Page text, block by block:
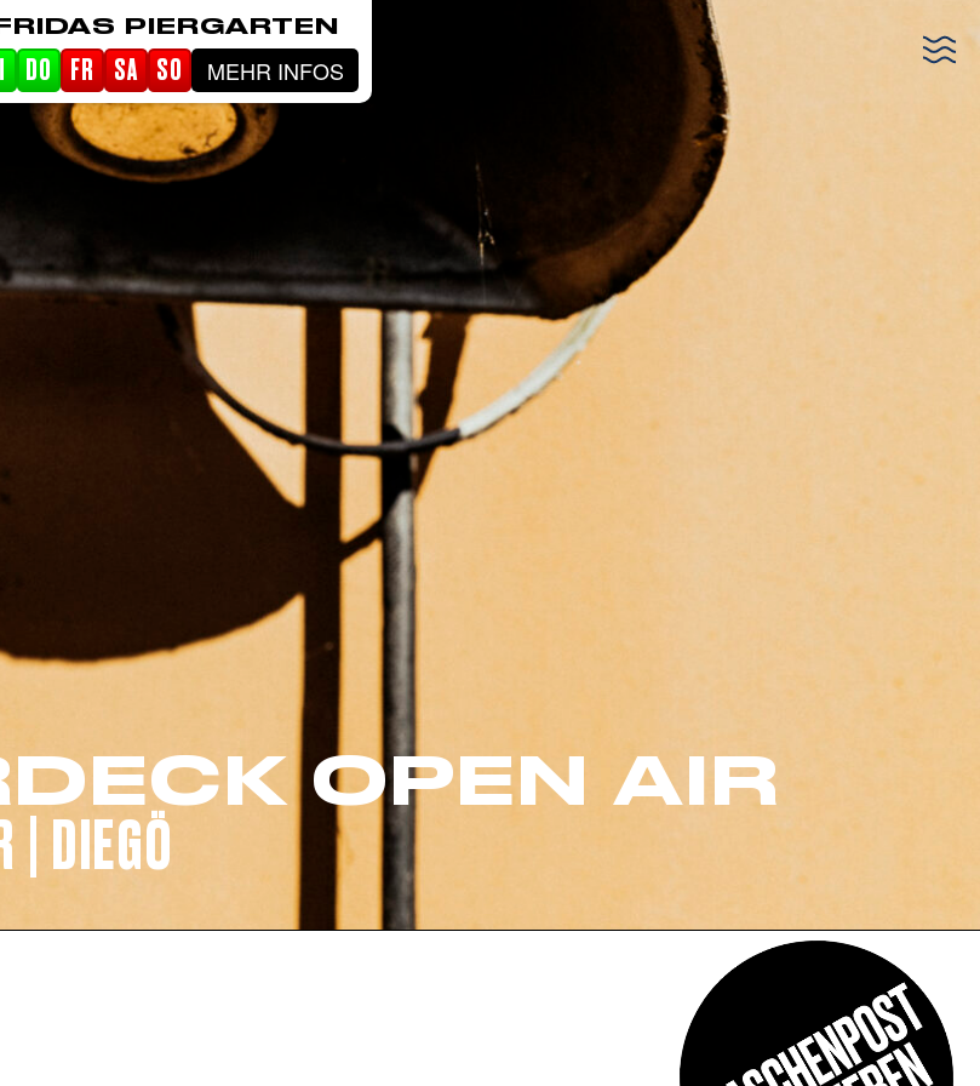
FRIDAS PIERGARTEN
DO FR SA SO MEHR INFOS
STARTSEITE
EVENTS
PIERGARTEN
ABOUT FRIDA
EVENTS
AUF LANDGANG
FRAGEN
JOBS
KONTAKT
OPEN AIR
| DIEGÖ